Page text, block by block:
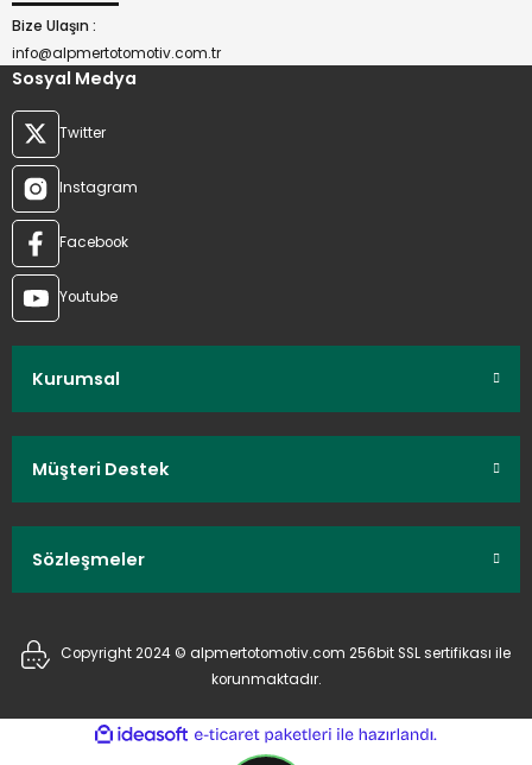
Bize Ulaşın :
info@alpmertotomotiv.com.tr
Sosyal Medya
Twitter
Instagram
Facebook
Youtube
Kurumsal
Müşteri Destek
Sözleşmeler
Copyright 2024 © alpmertotomotiv.com 256bit SSL sertifikası ile
korunmaktadır.
ideasoft
e-